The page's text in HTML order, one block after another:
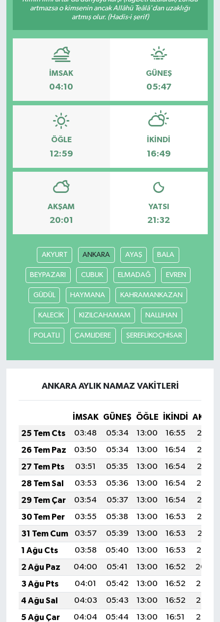
artmazsa o kimsenin ancak Allâhü Teâlâ'dan uzaklığı
artmış olur. (Hadis-i şerif)
İMSAK
04:10
GÜNEŞ
05:47
ÖĞLE
12:59
İKINDI
16:49
AKŞAM
20:01
YATSI
21:32
AKYURT ANKARA AYAŞ BALA
BEYPAZARI CUBUK ELMADAĞ EVREN
GÜDÜL HAYMANA KAHRAMANKAZAN
KALECİK KIZILCAHAMAM NALLIHAN
POLATLI ÇAMLIDERE ŞEREFLİKOÇHİSAR
ANKARA AYLIK NAMAZ VAKITLERI
İMSAK GÜNEŞ ÖĞLE İKINDI
25 Tem Cts
03:48 05:34 13:00 16:55
20:17
26 Tem Paz
03:50 05:34 13:00 16:54
20:16
27 Tem Pts
03:51 05:35 13:00 16:54
20:15
28 Tem Sal
03:53 05:36 13:00 16:54
20:14
29 Tem Çar
03:54 05:37 13:00 16:54
20:13
30 Tem Per
03:55 05:38 13:00 16:53
20:12
31 Tem Cum
03:57 05:39 13:00 16:53
20:11
1 Ağu Cts
03:58 05:40 13:00 16:53
20:10
2 Ağu Paz
04:00 05:41 13:00 16:52
20:09
3 Ağu Pts
04:01 05:42 13:00 16:52
20:08
4 Ağu Sal
04:03 05:43 13:00 16:52
20:07
5 Ağu Çar
04:04 05:44 13:00 16:51
20:06